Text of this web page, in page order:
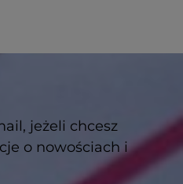
jeżeli chcesz
o nowościach i